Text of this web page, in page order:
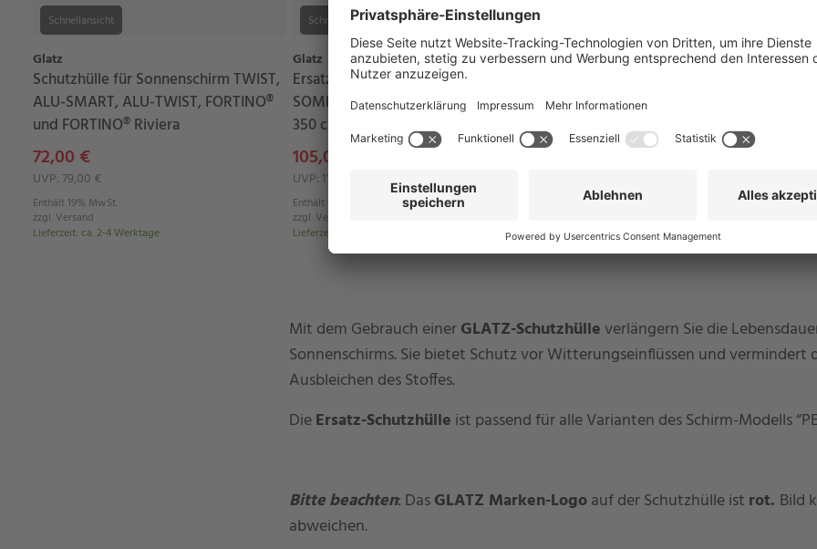
Schnellansicht
Glatz
Schutzhülle für Sonnenschirm TWIST,
ALU-SMART, ALU-TWIST, FORTINO®
und FORTINO® Riviera
72,00 €
UVP: 79,00 €
Enthält 19% MwSt.
zzgl. Versand
Lieferzeit: ca. 2-4 Werktage
Schnellansicht
Glatz
Ersatz-Schutzhülle für Sonnenschirm
SOMBRANO®S+ und FORTANO® Ø
350 cm, 300x300 cm
105,00 €
UVP: 115,00 €
Enthält 19% MwSt.
zzgl. Versand
Lieferzeit
Knirps
PENDULAR
89,00 €
Versand
Mit dem Gebrauch einerGLATZ-Schutzhülleverlängern Sie die
Sonnenschirms. Sie bietet Schutz vor Witterungseinflüssen und vermindert
Ausbleichen des Stoffes.
DieErsatz-Schutzhülle ist passend für alle Varianten des Schirm-Modells
Bitte beachten: DasGLATZ Marken-Logoauf der Schutzhülle ist rot. Bild
abweichen.